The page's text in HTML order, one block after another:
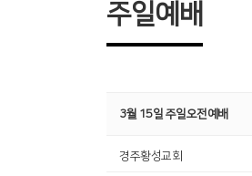
주일예배
3월 15일 주일오전예배
경주황성교회